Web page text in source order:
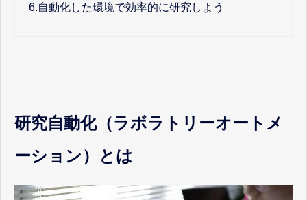
6.自動化した環境で効率的に研究しよう
研究自動化（ラボラトリーオートメ
ーション）とは